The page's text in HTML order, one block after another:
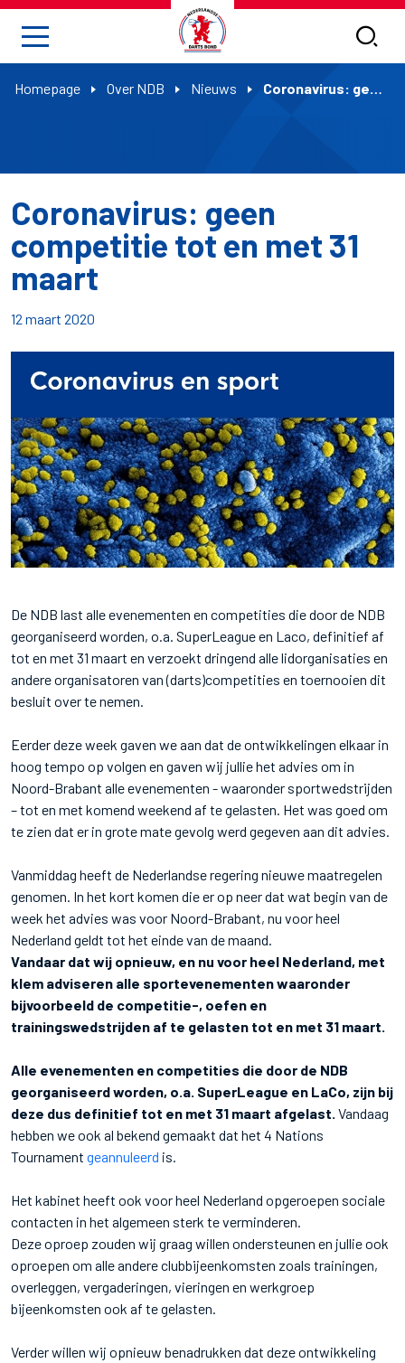
Homepage Over NDB Nieuws Coronavirus: geen competitie tot en met 31 maart
Coronavirus: geen
competitie tot en met 31
maart
12 maart 2020
De NDB last alle evenementen en competities die door de NDB
georganiseerd worden, o.a. SuperLeague en Laco, definitief af
tot en met 31 maart en verzoekt dringend alle lidorganisaties en
andere organisatoren van (darts)competities en toernooien dit
besluit over te nemen.
Eerder deze week gaven we aan dat de ontwikkelingen elkaar in
hoog tempo op volgen en gaven wij jullie het advies om in
Noord-Brabant alle evenementen - waaronder sportwedstrijden
– tot en met komend weekend af te gelasten. Het was goed om
te zien dat er in grote mate gevolg werd gegeven aan dit advies.
Vanmiddag heeft de Nederlandse regering nieuwe maatregelen
genomen. In het kort komen die er op neer dat wat begin van de
week het advies was voor Noord-Brabant, nu voor heel
Nederland geldt tot het einde van de maand.
Vandaar dat wij opnieuw, en nu voor heel Nederland, met
klem adviseren alle sportevenementen waaronder
bijvoorbeeld de competitie-, oefen en
trainingswedstrijden af te gelasten tot en met 31 maart.
Alle evenementen en competities die door de NDB
georganiseerd worden, o.a. SuperLeague en LaCo, zijn bij
deze dus definitief tot en met 31 maart afgelast. Vandaag
hebben we ook al bekend gemaakt dat het 4 Nations
Tournament geannuleerd is.
Het kabinet heeft ook voor heel Nederland opgeroepen sociale
contacten in het algemeen sterk te verminderen.
Deze oproep zouden wij graag willen ondersteunen en jullie ook
oproepen om alle andere clubbijeenkomsten zoals trainingen,
overleggen, vergaderingen, vieringen en werkgroep
bijeenkomsten ook af te gelasten.
Verder willen wij opnieuw benadrukken dat deze ontwikkeling